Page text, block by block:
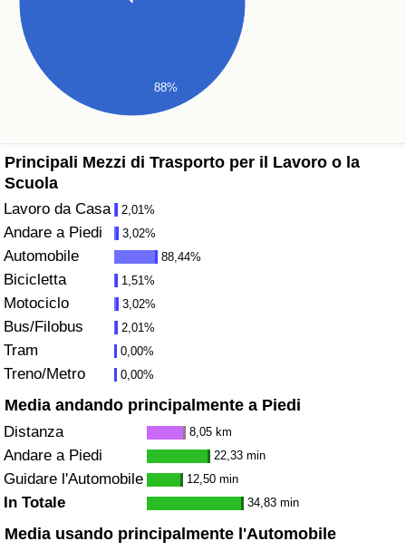
88%
Principali Mezzi di Trasporto per il Lavoro o la
Scuola
Lavoro da Casa 2,01%
Andare a Piedi 3,02%
Automobile 88,44%
Bicicletta 1,51%
Motociclo 3,02%
Bus/Filobus 2,01%
Tram 0,00%
Treno/Metro 0,00%
Media andando principalmente a Piedi
Distanza 8,05 km
Andare a Piedi 22,33 min
Guidare l'Automobile 12,50 min
In Totale 34,83 min
Media usando principalmente l'Automobile
Indice dell’Assistenza Sanitaria
Indice dell’Assistenza Sanitaria per
Nazione
Inquinamento
Indice dell’Inquinamento (Corrente)
Indice di inquinamento
Indice dell’Inquinamento per Nazione
Traffico
Indice del Traffico
Indice del traffico (Corrente)
Indice del traffico per Nazione